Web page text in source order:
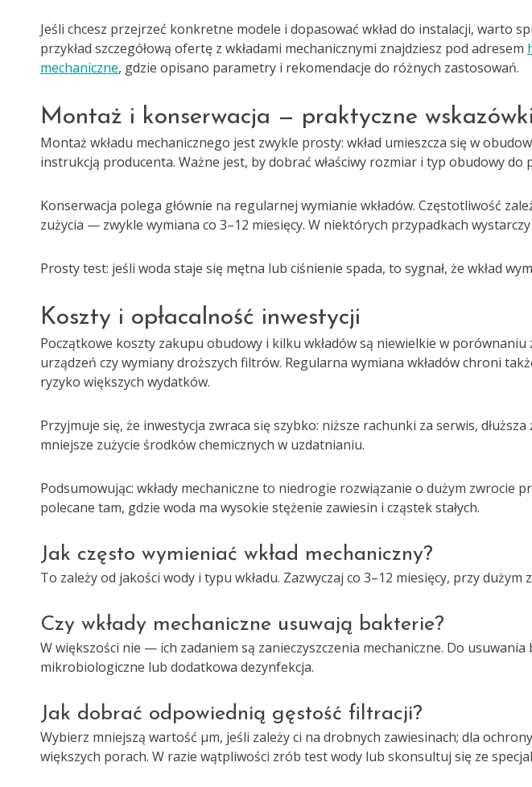
Jeśli chcesz przejrzeć konkretne modele i dopasować wkład do instalacji, warto
przykład szczegółową ofertę z wkładami mechanicznymi znajdziesz pod adresem
mechaniczne, gdzie opisano parametry i rekomendacje do różnych zastosowań.
Montaż i konserwacja — praktyczne wskazówki
Montaż wkładu mechanicznego jest zwykle prosty: wkład umieszcza się w
instrukcją producenta. Ważne jest, by dobrać właściwy rozmiar i typ obudowy do
Konserwacja polega głównie na regularnej wymianie wkładów. Częstotliwość
zużycia — zwykle wymiana co 3–12 miesięcy. W niektórych przypadkach
Prosty test: jeśli woda staje się mętna lub ciśnienie spada, to sygnał, że wkład
Koszty i opłacalność inwestycji
Początkowe koszty zakupu obudowy i kilku wkładów są niewielkie w
urządzeń czy wymiany droższych filtrów. Regularna wymiana wkładów chroni
ryzyko większych wydatków.
Przyjmuje się, że inwestycja zwraca się szybko: niższe rachunki za serwis,
mniejsze zużycie środków chemicznych w uzdatnianiu.
Podsumowując: wkłady mechaniczne to niedrogie rozwiązanie o dużym zwrocie
polecane tam, gdzie woda ma wysokie stężenie zawiesin i cząstek stałych.
Jak często wymieniać wkład mechaniczny?
To zależy od jakości wody i typu wkładu. Zazwyczaj co 3–12 miesięcy, przy dużym
Czy wkłady mechaniczne usuwają bakterie?
W większości nie — ich zadaniem są zanieczyszczenia mechaniczne. Do
mikrobiologiczne lub dodatkowa dezynfekcja.
Jak dobrać odpowiednią gęstość filtracji?
Wybierz mniejszą wartość µm, jeśli zależy ci na drobnych zawiesinach; dla
większych porach. W razie wątpliwości zrób test wody lub skonsultuj się ze